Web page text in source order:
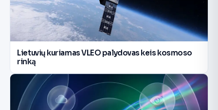
Lietuvių kuriamas VLEO palydovas keis kosmoso
rinką